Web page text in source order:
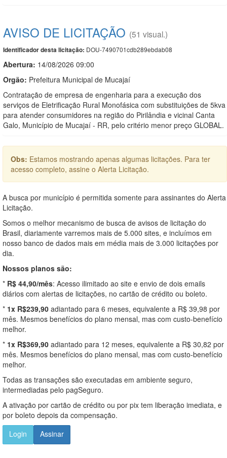
AVISO DE LICITAÇÃO (51 visual.)
Identificador desta licitação: DOU-7490701cdb289ebdab08
Abertura: 14/08/2026 09:00
Orgão: Prefeitura Municipal de Mucajaí
Contratação de empresa de engenharia para a execução dos
serviços de Eletrificação Rural Monofásica com substituições de 5kva
para atender consumidores na região do Pirilândia e vicinal Canta
Galo, Município de Mucajaí - RR, pelo critério menor preço GLOBAL.
Obs: Estamos mostrando apenas algumas licitações. Para ter
acesso completo, assine o Alerta Licitação.
A busca por município é permitida somente para assinantes do Alerta
Licitação.
Somos o melhor mecanismo de busca de avisos de licitação do
Brasil, diariamente varremos mais de 5.000 sites, e incluímos em
nosso banco de dados mais em média mais de 3.000 licitações por
dia.
Nossos planos são:
* R$ 44,90/mês: Acesso ilimitado ao site e envio de dois emails
diários com alertas de licitações, no cartão de crédito ou boleto.
* 1x R$239,90 adiantado para 6 meses, equivalente a R$ 39,98 por
mês. Mesmos benefícios do plano mensal, mas com custo-benefício
melhor.
* 1x R$369,90 adiantado para 12 meses, equivalente a R$ 30,82 por
mês. Mesmos benefícios do plano mensal, mas com custo-benefício
melhor.
Todas as transações são executadas em ambiente seguro,
intermediadas pelo pagSeguro.
A ativação por cartão de crédito ou por pix tem liberação imediata, e
por boleto depois da compensação.
Login
Assinar